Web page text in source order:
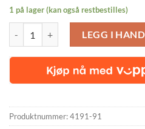
1 på lager (kan også restbestilles)
LEGG I
Produktnummer:4191-91